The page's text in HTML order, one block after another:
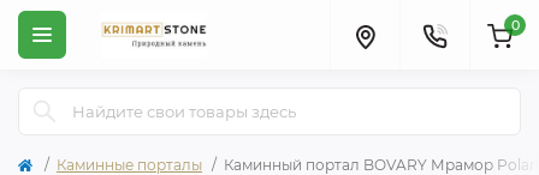
0
Каминные порталы Каминный портал BOVARY Мрамор